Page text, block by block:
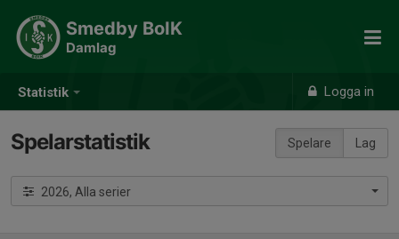
Statistik Logga in
Smedby BoIK
Damlag
Spelare Lag
Spelarstatistik
2026, Alla serier